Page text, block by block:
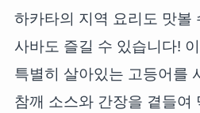
하카타의 지역 요리도 맛볼
사바도 즐길 수 있습니다!
특별히 살아있는 고등어를
참깨 소스와 간장을 곁들여